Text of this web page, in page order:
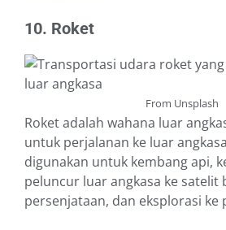
10. Roket
From Unsplash
Roket adalah wahana luar
untuk perjalanan ke luar
digunakan untuk kembang api,
peluncur luar angkasa ke satelit
persenjataan, dan eksplorasi ke